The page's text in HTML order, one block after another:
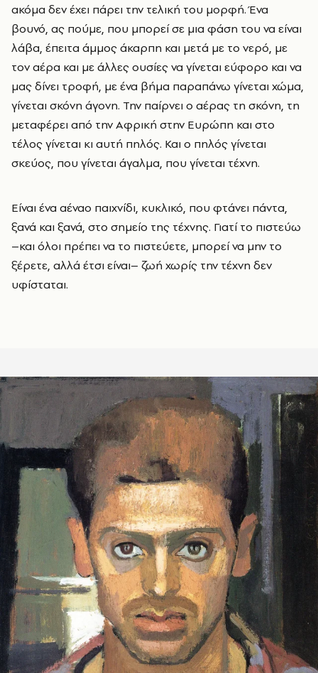
ακόμα δεν έχει πάρει την τελική του μορφή. Ένα
βουνό, ας πούμε, που μπορεί σε μια φάση του να είναι
λάβα, έπειτα άμμος άκαρπη και μετά με το νερό, με
τον αέρα και με άλλες ουσίες να γίνεται εύφορο και να
μας δίνει τροφή, με ένα βήμα παραπάνω γίνεται χώμα,
γίνεται σκόνη άγονη. Την παίρνει ο αέρας τη σκόνη, τη
μεταφέρει από την Αφρική στην Ευρώπη και στο
τέλος γίνεται κι αυτή πηλός. Και ο πηλός γίνεται
σκεύος, που γίνεται άγαλμα, που γίνεται τέχνη.
Είναι ένα αέναο παιχνίδι, κυκλικό, που φτάνει πάντα,
ξανά και ξανά, στο σημείο της τέχνης. Γιατί το πιστεύω
–και όλοι πρέπει να το πιστεύετε, μπορεί να μην το
ξέρετε, αλλά έτσι είναι– ζωή χωρίς την τέχνη δεν
υφίσταται.